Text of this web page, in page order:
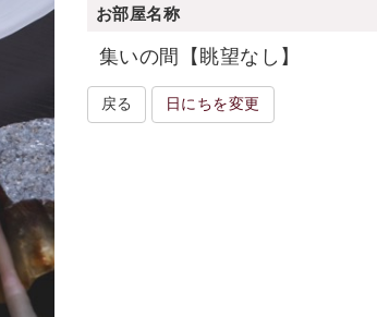
お部屋名称
集いの間【眺望なし】
戻る 日にちを変更